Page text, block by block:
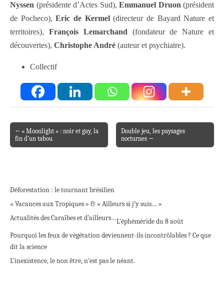
Nyssen (présidente d’Actes Sud), Emmanuel Druon(président
de Pocheco),Eric de Kermel(directeur de Bayard Nature et
territoires), François Lemarchand(fondateur de Nature et
découvertes), Christophe André (auteur et psychiatre).
Collectif
Post navigation
← « Moonlight » : noir et gay, la
fin d’un tabou
Double jeu, les paysages
nocturnes →
Déforestation : le tournant brésilien
« Vacances aux Tropiques » & « Ailleurs si j’y suis… »
Actualités des Caraïbes et d’ailleurs…L’éphéméride du 8 août
Pourquoi les feux de végétation deviennent-ils incontrôlables ? Ce que
dit la science
L’inexistence, le non être, n’est pas le néant.